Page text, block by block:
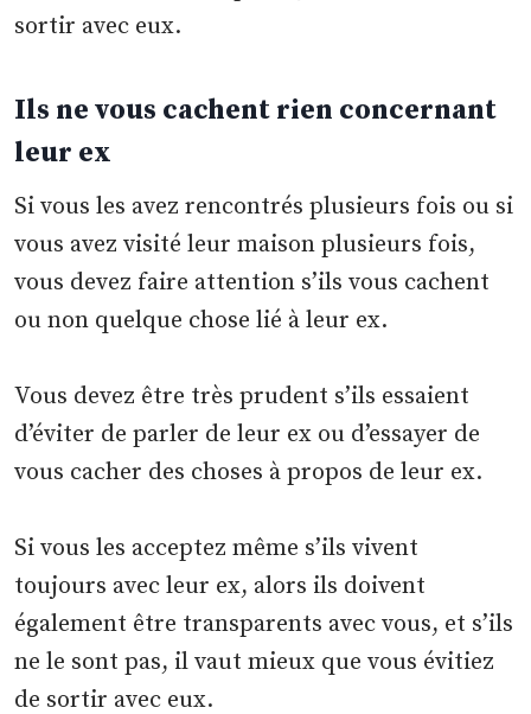
sortir avec eux.
Ils ne vous cachent rien concernant
leur ex
Si vous les avez rencontrés plusieurs fois ou si
vous avez visité leur maison plusieurs fois,
vous devez faire attention s’ils vous cachent
ou non quelque chose lié à leur ex.
Vous devez être très prudent s’ils essaient
d’éviter de parler de leur ex ou d’essayer de
vous cacher des choses à propos de leur ex.
Si vous les acceptez même s’ils vivent
toujours avec leur ex, alors ils doivent
également être transparents avec vous, et s’ils
ne le sont pas, il vaut mieux que vous évitiez
de sortir avec eux.